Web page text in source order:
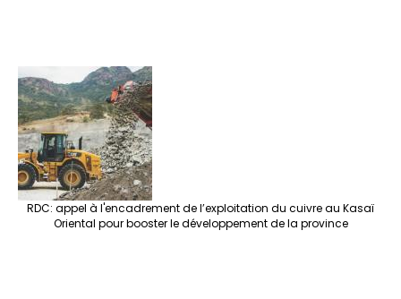
RDC: appel à l'encadrement de l’exploitation du cuivre au Kasaï
Oriental pour booster le développement de la province